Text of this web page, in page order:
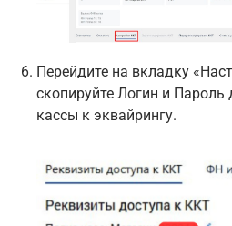
Перейдите на вкладку
скопируйте Логин и
кассы к эквайрингу.